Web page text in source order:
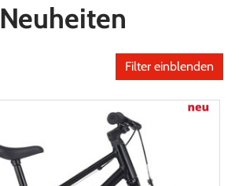
Neuheiten
Filter einblenden